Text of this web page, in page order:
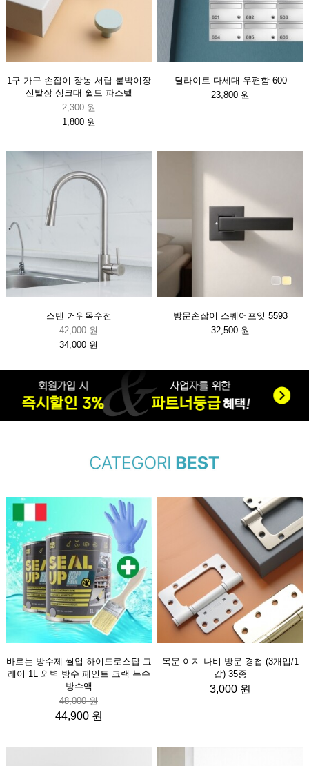
1구 가구 손잡이 장농 서랍 붙박이장
신발장 싱크대 쉴드 파스텔
2,300 원
1,800 원
딜라이트 다세대 우편함 600
23,800 원
스텐 거위목수전
42,000 원
34,000 원
방문손잡이 스퀘어포잇 5593
32,500 원
바르는 방수제 씰업 하이드로스탑 그
레이 1L 외벽 방수 페인트 크랙 누수
방수액
48,000 원
44,900 원
목문 이지 나비 방문 경첩 (3개입/1
갑) 35종
3,000 원